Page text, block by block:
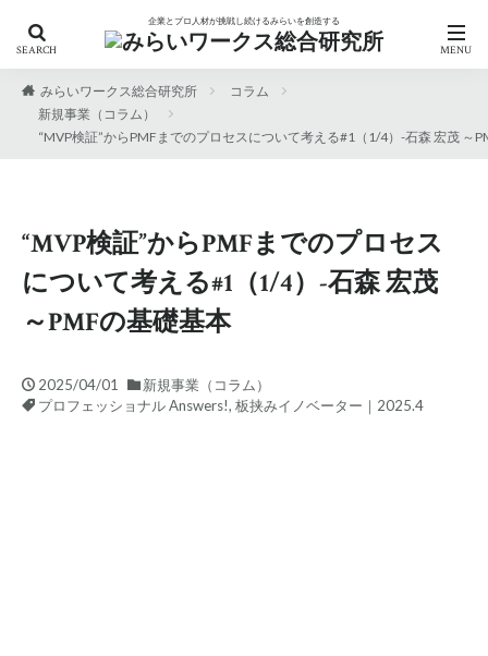
企業とプロ人材が挑戦し続けるみらいを創造する
みらいワークス総合研究所
コラム
新規事業（コラム）
“MVP検証”からPMFまでのプロセスについて考える#1（1/4）-石森 宏茂 ～
“MVP検証”からPMFまでのプロセス
について考える#1（1/4）-石森 宏茂
～PMFの基礎基本
2025/04/01
新規事業（コラム）
プロフェッショナル Answers!, 板挟みイノベーター｜2025.4
カテゴリー
「働き方の自由化」への人材戦略
AIの現在地から考える人材開発
アンケート
エフェクチュエ―ション
キャリア自律
キリンホールディングス
ニューラルグループ
プロフェッショナル Answers!